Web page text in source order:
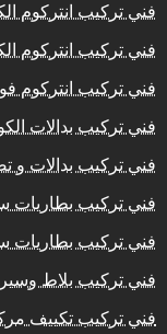
فني تركيب انتركوم
فني تركيب انتركوم
فني تركيب انتركوم
فني تركيب بدالات الكويت
فني تركيب بدالات و
فني تركيب بطاريات
فني تركيب بطاريات
فني تركيب بلاط
فني تركيب تكييف